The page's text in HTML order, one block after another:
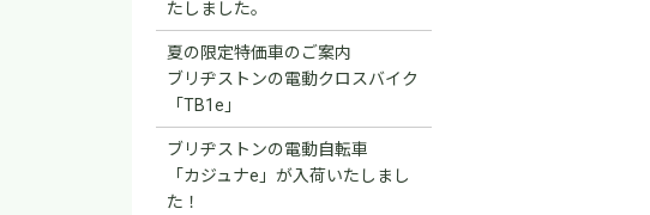
たしました。
夏の限定特価車のご案内
ブリヂストンの電動クロスバイク
「TB1e」
ブリヂストンの電動自転車
「カジュナe」が入荷いたしまし
た！